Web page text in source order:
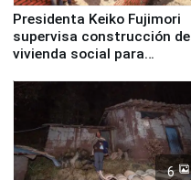
Presidenta Keiko Fujimori
supervisa construcción de
vivienda social para
6